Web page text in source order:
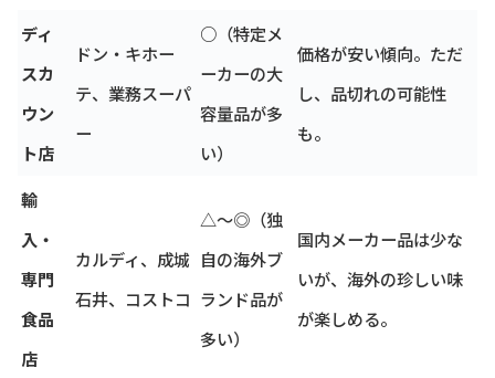
ディ
スカ
ウン
ト店
ドン・キホー
テ、業務スーパ
ー
○（特定メ
ーカーの大
容量品が多
い）
価格が安い傾向。ただ
し、品切れの可能性
も。
輸
入・
専門
食品
店
カルディ、成城
石井、コストコ
△〜◎（独
自の海外ブ
ランド品が
多い）
国内メーカー品は少な
いが、海外の珍しい味
が楽しめる。